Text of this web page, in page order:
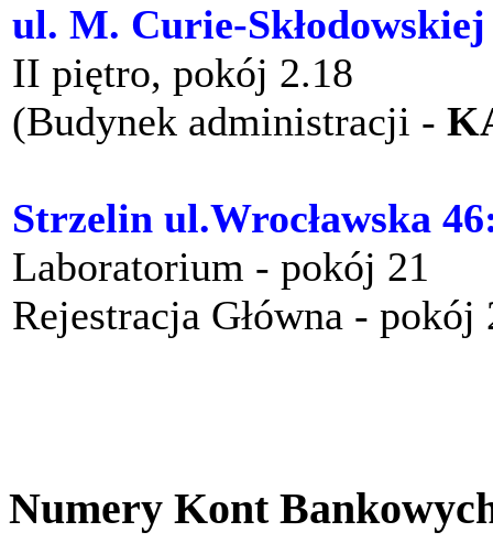
ul. M. Curie-Skłodowskiej
II piętro, pokój 2.18
(Budynek administracji -
Strzelin ul.Wrocławska
Laboratorium - pokój 21
Rejestracja Główna -
Numery Kont